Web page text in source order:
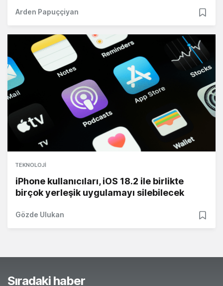
Arden Papuççiyan
TEKNOLOJI
iPhone kullanıcıları, iOS 18.2 ile birlikte
birçok yerleşik uygulamayı silebilecek
Gözde Ulukan
Sıradaki haber